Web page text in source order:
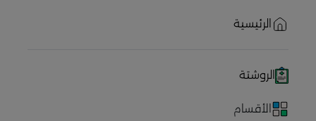
الرئيسية
الروشتة
الأقسام